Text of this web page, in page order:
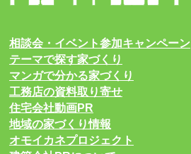
相談会・イベント参加キャンペーン
テーマで探す家づくり
マンガで分かる家づくり
工務店の資料取り寄せ
住宅会社動画PR
地域の家づくり情報
オモイカネプロジェクト